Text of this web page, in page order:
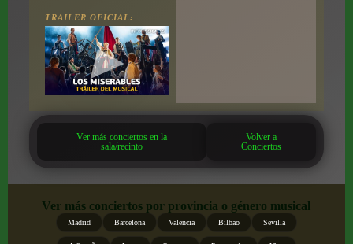
TRAILER OFICIAL:
Ver más conciertos en la
sala/recinto
Volver a
Conciertos
Ver más conciertos por provincia o género musical
Madrid Barcelona Valencia Bilbao Sevilla